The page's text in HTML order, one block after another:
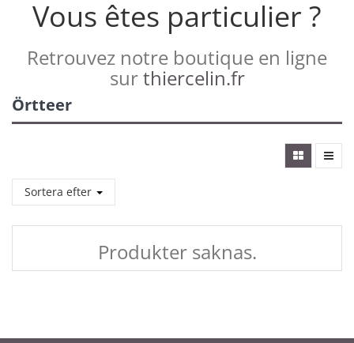
Vous êtes particulier ?
Retrouvez notre boutique en ligne
surthiercelin.fr
Örtteer
Sortera efter
Produkter saknas.